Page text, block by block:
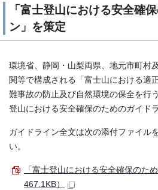
「富士登山における安全確
ン」を策定
環境省、静岡・山梨両県、地元市町村
関等で構成される「富士山における適
難事故の防止及び自然環境の保全を行
登山における安全確保のためのガイド
ガイドライン全文は次の添付ファイル
い。
「富士登山における安全確保のた
467.1KB）